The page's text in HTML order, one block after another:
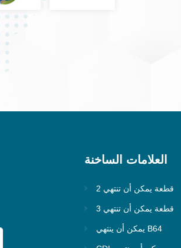
العلامات الساخنة
2 قطعة يمكن أن تنتهي
3 قطعة يمكن أن تنتهي
يمكن أن ينتهي B64